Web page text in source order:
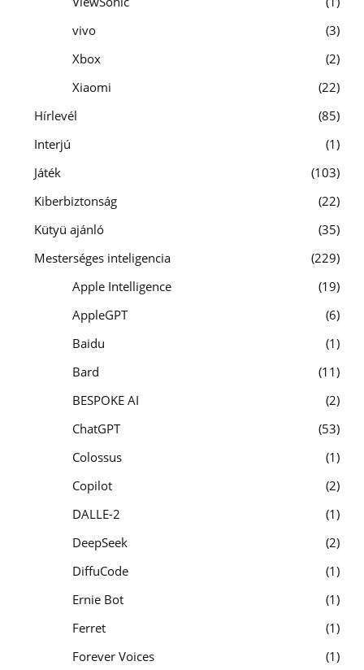
vivo
3
Xbox
2
Xiaomi
22
Hírlevél
85
Interjú
1
Játék
103
Kiberbiztonság
22
Kütyü ajánló
35
Mesterséges inteligencia
229
Apple Intelligence
19
AppleGPT
6
Baidu
1
Bard
11
BESPOKE AI
2
ChatGPT
53
Colossus
1
Copilot
2
DALLE-2
1
DeepSeek
2
DiffuCode
1
Ernie Bot
1
Ferret
1
Forever Voices
1